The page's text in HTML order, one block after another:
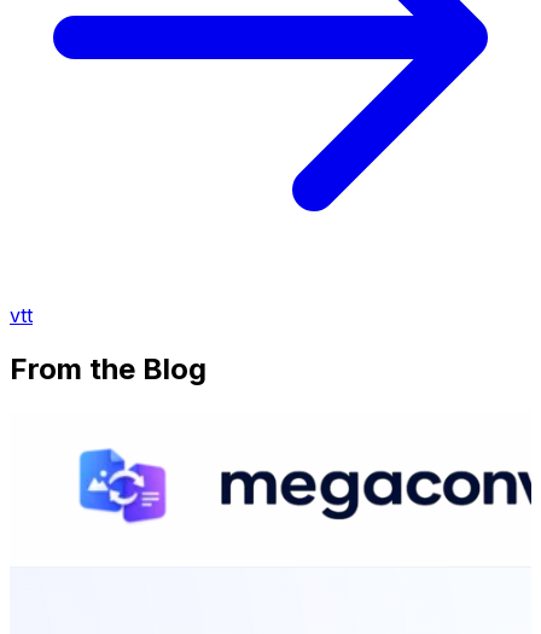
vtt
From the Blog